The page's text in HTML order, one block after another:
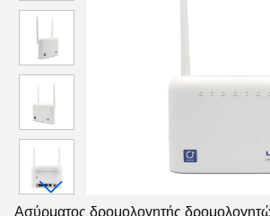
Ασύρματος δρομολογητής